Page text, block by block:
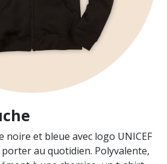
noire et bleue avec logo UNICEF
au quotidien. Polyvalente,